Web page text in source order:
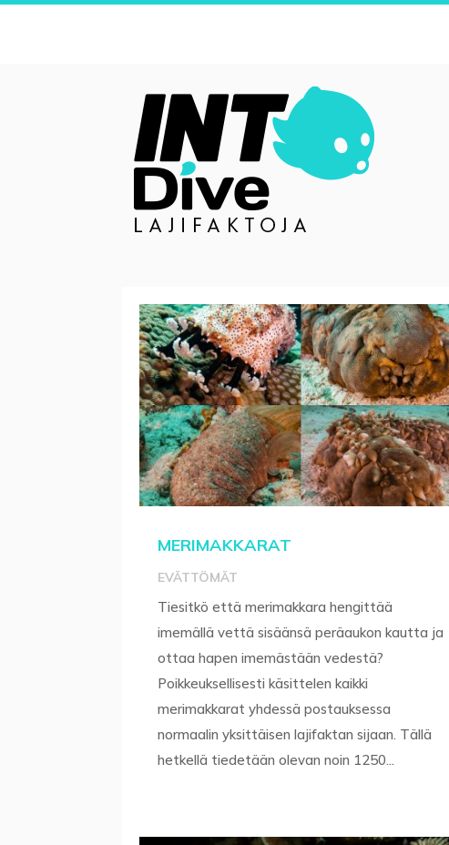
MERIMAKKARAT
EVÄTTÖMÄT
Tiesitkö että merimakkara hengittää
imemällä vettä sisäänsä peräaukon kautta ja
ottaa hapen imemästään vedestä?
Poikkeuksellisesti käsittelen kaikki
merimakkarat yhdessä postauksessa
normaalin yksittäisen lajifaktan sijaan. Tällä
hetkellä tiedetään olevan noin 1250...